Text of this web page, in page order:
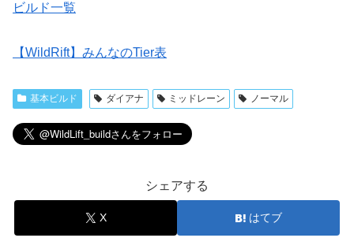
ビルド一覧
【WildRift】みんなのTier表
基本ビルド ダイアナ ミッドレーン ノーマル
シェアする
X はてブ